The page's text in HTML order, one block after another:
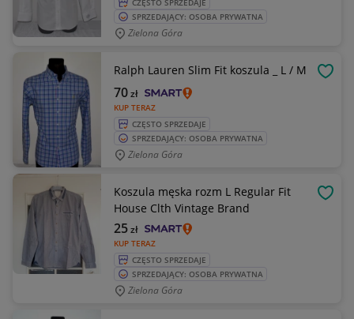
CZĘSTO SPRZEDAJE
SPRZEDAJĄCY: OSOBA PRYWATNA
Zielona Góra
Ralph Lauren Slim Fit koszula _ L / M
KUP TERAZ
70zł
CZĘSTO SPRZEDAJE
SPRZEDAJĄCY: OSOBA PRYWATNA
Zielona Góra
Koszula męska rozm L Regular Fit
House Clth Vintage Brand
KUP TERAZ
25zł
CZĘSTO SPRZEDAJE
SPRZEDAJĄCY: OSOBA PRYWATNA
Zielona Góra